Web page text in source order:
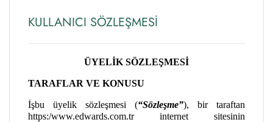
KULLANICI SÖZLEŞMESİ
ÜYELİK SÖZLEŞMESİ
TARAFLAR VE KONUSU
İşbu üyelik sözleşmesi (“Sözleşme”), bir taraftan
https:/www.edwards.com.tr internet sitesinin